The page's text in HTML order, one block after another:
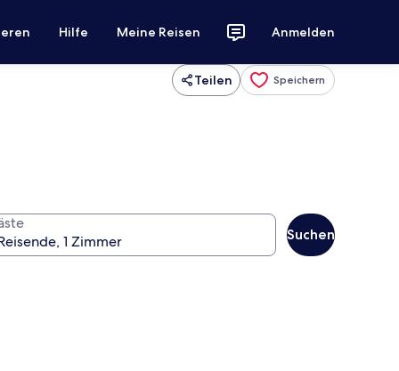
Hilfe Meine Reisen Anmelden
Teilen Speichern
Suchen